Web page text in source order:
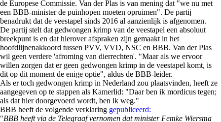
de Europese Commissie. Van der Plas is van mening dat "we nu met
een BBB-minister de puinhopen moeten opruimen". De partij
benadrukt dat de veestapel sinds 2016 al aanzienlijk is afgenomen.
De partij stelt dat gedwongen krimp van de veestapel een absoluut
breekpunt is en dat hierover afspraken zijn gemaakt in het
hoofdlijnenakkoord tussen PVV, VVD, NSC en BBB. Van der Plas
wil geen verdere 'afroming van dierrechten'. "Maar als we ervoor
willen zorgen dat er geen gedwongen krimp in de veestapel komt, is
dit op dit moment de enige optie", aldus de BBB-leider.
Als er toch gedwongen krimp in Nederland zou plaatsvinden, heeft ze
aangegeven op te stappen als Kamerlid: "Daar ben ik mordicus tegen;
als dat hier doorgevoerd wordt, ben ik weg."
BBB heeft de volgende verklaring gepubliceerd:
"BBB heeft via de Telegraaf vernomen dat minister Femke Wiersma